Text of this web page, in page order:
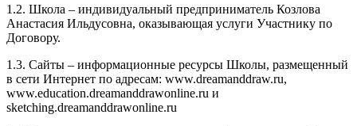
1.2. Школа – индивидуальный предприниматель Козлова
Анастасия Ильдусовна, оказывающая услуги Участнику по
Договору.
1.3. Сайты – информационные ресурсы Школы, размещенный
в сети Интернет по адресам: www.dreamanddraw.ru,
www.education.dreamanddrawonline.ru и
sketching.dreamanddrawonline.ru